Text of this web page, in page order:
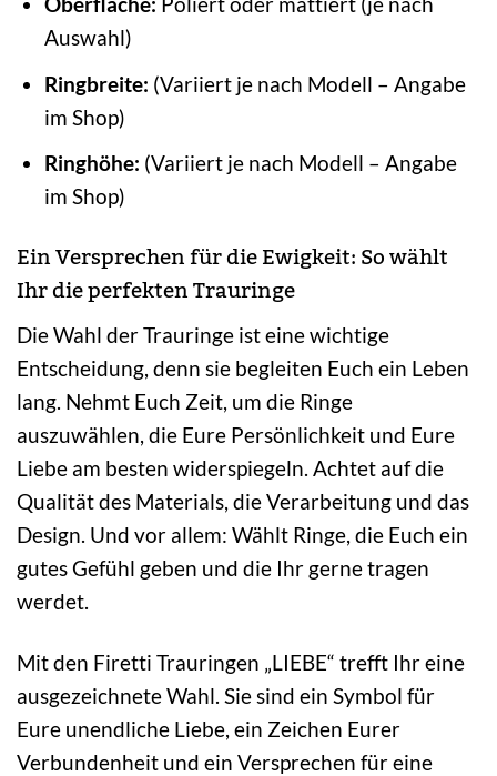
Auswahl)
Ringbreite: (Variiert je nach Modell – Angabe
im Shop)
Ringhöhe: (Variiert je nach Modell – Angabe
im Shop)
Ein Versprechen für die Ewigkeit: So wählt
Ihr die perfekten Trauringe
Die Wahl der Trauringe ist eine wichtige
Entscheidung, denn sie begleiten Euch ein Leben
lang. Nehmt Euch Zeit, um die Ringe
auszuwählen, die Eure Persönlichkeit und Eure
Liebe am besten widerspiegeln. Achtet auf die
Qualität des Materials, die Verarbeitung und das
Design. Und vor allem: Wählt Ringe, die Euch ein
gutes Gefühl geben und die Ihr gerne tragen
werdet.
Mit den Firetti Trauringen „LIEBE“ trefft Ihr eine
ausgezeichnete Wahl. Sie sind ein Symbol für
Eure unendliche Liebe, ein Zeichen Eurer
Verbundenheit und ein Versprechen für eine